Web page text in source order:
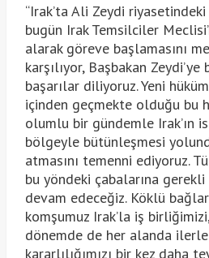
“Irak’ta Ali Zeydi
bugün Irak Temsilciler
alarak göreve başlamasını
karşılıyor, Başbakan
başarılar diliyoruz. Yeni
içinden geçmekte olduğu bu
olumlu bir gündemle Irak’ın
bölgeyle bütünleşmesi
atmasını temenni ediyoruz.
bu yöndeki çabalarına
devam edeceğiz. Köklü
komşumuz Irak’la iş
dönemde de her alanda
kararlılığımızı bir kez daha